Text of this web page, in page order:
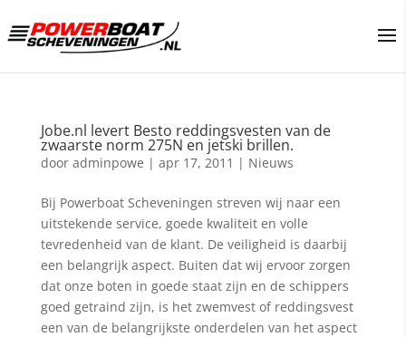
Jobe.nl levert Besto reddingsvesten van de
zwaarste norm 275N en jetski brillen.
door adminpowe | apr 17, 2011 | Nieuws
Bij Powerboat Scheveningen streven wij naar een
uitstekende service, goede kwaliteit en volle
tevredenheid van de klant. De veiligheid is daarbij
een belangrijk aspect. Buiten dat wij ervoor zorgen
dat onze boten in goede staat zijn en de schippers
goed getraind zijn, is het zwemvest of reddingsvest
een van de belangrijkste onderdelen van het aspect